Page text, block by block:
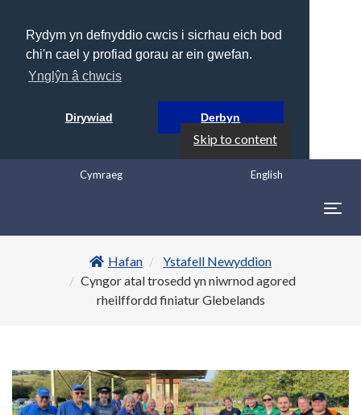
Rydym yn defnyddio cwcis i sicrhau eich bod
chi'n cael y profiad gorau ar ein gwefan.
Ynglŷn â chwcis
Dirywiad Derbyn
Skip to content
English
Cymraeg
Hafan
Ystafell Newyddion
Cyngor atal trosedd yn niwrnod agored
rheilffordd finiatur Glebelands